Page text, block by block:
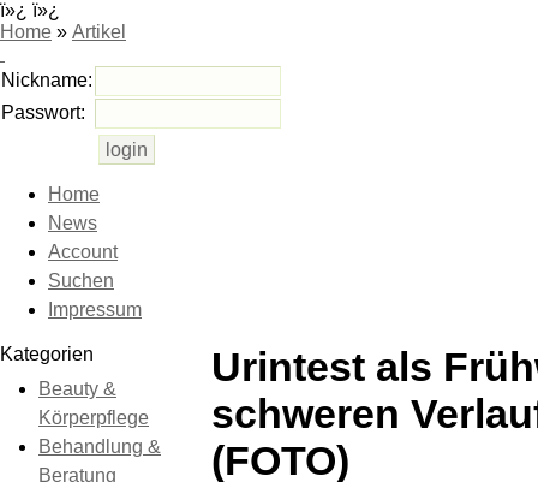
ï»¿ ï»¿
Home » Artikel
Nickname:
Passwort:
Home
News
Account
Suchen
Impressum
Kategorien
Beauty &
Körperpflege
Behandlung &
Beratung
Urintest als
schweren
(FOTO)